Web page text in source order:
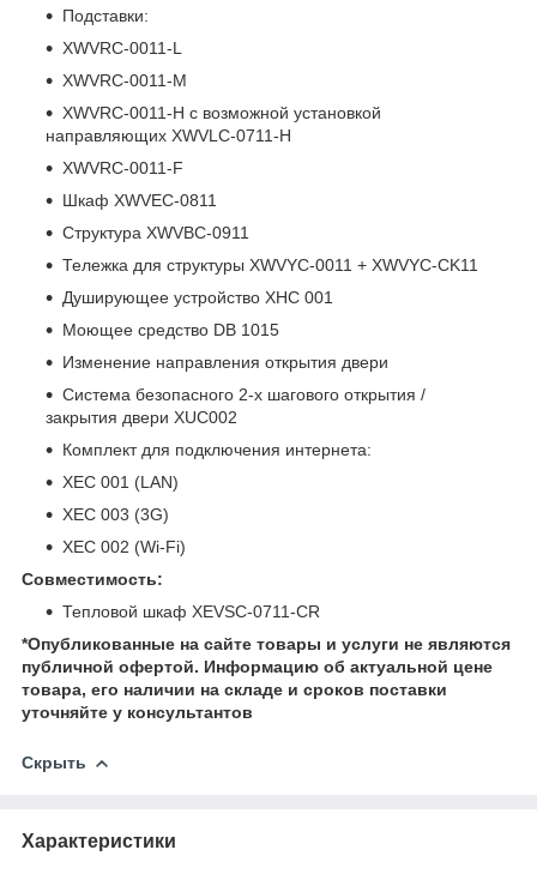
Подставки:
XWVRC-0011-L
XWVRC-0011-М
XWVRC-0011-H с возможной установкой
направляющих XWVLC-0711-H
XWVRC-0011-F
Шкаф XWVEC-0811
Структура XWVBC-0911
Тележка для структуры XWVYC-0011 + XWVYC-CK11
Душирующее устройство XHC 001
Моющее средство DB 1015
Изменение направления открытия двери
Система безопасного 2-х шагового открытия /
закрытия двери XUC002
Комплект для подключения интернета:
XEC 001 (LAN)
XEC 003 (3G)
XEC 002 (Wi-Fi)
Совместимость:
Тепловой шкаф XEVSC-0711-CR
*Опубликованные на сайте товары и услуги не являются
публичной офертой. Информацию об актуальной цене
товара, его наличии на складе и сроков поставки
уточняйте у консультантов
Скрыть
Характеристики